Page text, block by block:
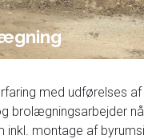
med udførelses
brolægningsarbejder
inkl. montage af